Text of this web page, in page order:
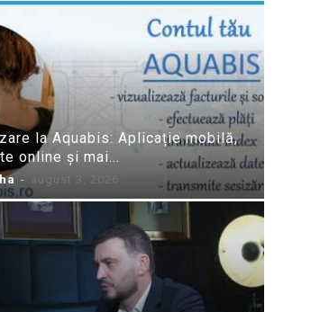
la Aquabis: Aplicație mobilă,
online și mai...
- august 3, 2026